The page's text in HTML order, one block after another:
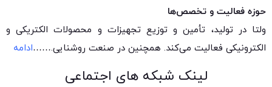
حوزه فعالیت و تخصص‌ها
ولتا در تولید، تأمین و توزیع تجهیزات و محصولات الکتریکی و
الکترونیکی فعالیت می‌کند. همچنین در صنعت روشنایی.……ادامه
لینک شبکه های اجتماعی